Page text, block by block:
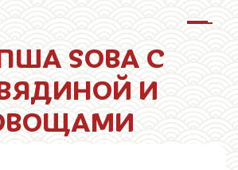
SOBA С
И